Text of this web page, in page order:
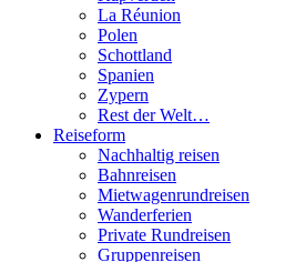
La Réunion
Polen
Schottland
Spanien
Zypern
Rest der Welt…
Reiseform
Nachhaltig reisen
Bahnreisen
Mietwagenrundreisen
Wanderferien
Private Rundreisen
Gruppenreisen